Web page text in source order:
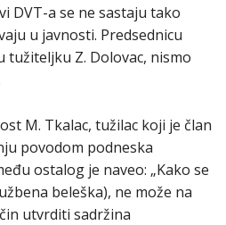
DVT-a se ne sastaju tako
u javnosti. Predsednicu
tužiteljku Z. Dolovac, nismo
M. Tkalac, tužilac koji je član
povodom podneska
ostalog je naveo: „Kako se
beleška), ne može na
utvrditi sadržina